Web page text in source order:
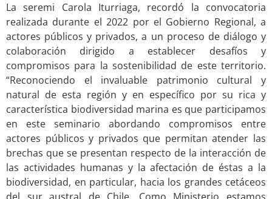
La seremi Carola Iturriaga, recordó la convocatoria
realizada durante el 2022 por el Gobierno Regional, a
actores públicos y privados, a un proceso de diálogo y
colaboración dirigido a establecer desafíos y
compromisos para la sostenibilidad de este territorio.
“Reconociendo el invaluable patrimonio cultural y
natural de esta región y en específico por su rica y
característica biodiversidad marina es que participamos
en este seminario abordando compromisos entre
actores públicos y privados que permitan atender las
brechas que se presentan respecto de la interacción de
las actividades humanas y la afectación de éstas a la
biodiversidad, en particular, hacia los grandes cetáceos